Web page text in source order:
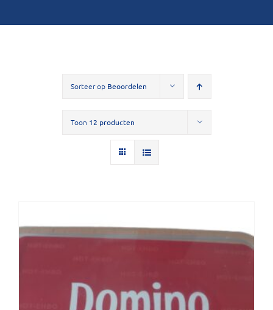
Sorteer op Beoordelen
Toon 12 producten